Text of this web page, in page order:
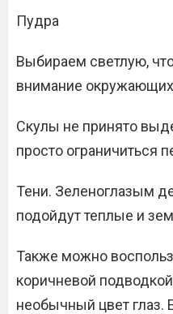
Пудра
Выбираем светлую,
внимание окружающих
Скулы не принято
просто ограничиться
Тени. Зеленоглазым
подойдут теплые и
Также можно
коричневой
необычный цвет глаз.